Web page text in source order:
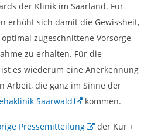
der Klinik im Saarland. Für
erhöht sich damit die Gewissheit,
zugeschnittene Vorsorge-
zu erhalten. Für die
es wiederum eine Anerkennung
Arbeit, die ganz im Sinne der
Saarwald kommen.
Pressemitteilung
der Kur +